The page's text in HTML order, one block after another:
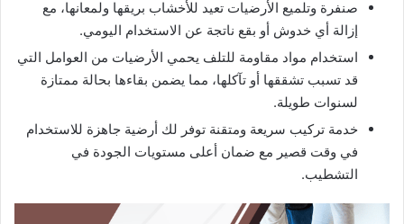
صنفرة وتلميع الأرضيات تعيد للأخشاب بريقها ولمعانها، مع
إزالة أي خدوش أو بقع ناتجة عن الاستخدام اليومي.
استخدام مواد مقاومة للتلف يحمي الأرضيات من العوامل التي
قد تسبب تشققها أو تآكلها، مما يضمن بقاءها بحالة ممتازة
لسنوات طويلة.
خدمة تركيب سريعة ومتقنة توفر لك أرضية جاهزة للاستخدام
في وقت قصير مع ضمان أعلى مستويات الجودة في
التشطيب.